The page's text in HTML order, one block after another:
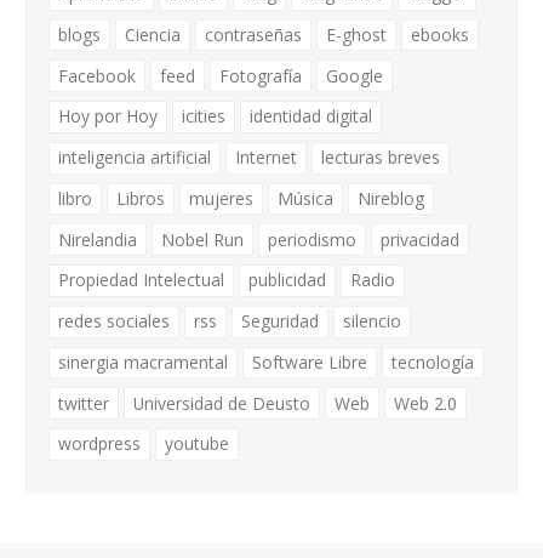
blogs
Ciencia contraseñas E-ghost
ebooks
Facebook
feed Fotografía
Google
Hoy por Hoy
icities
identidad digital
inteligencia artificial
Internet
lecturas breves
libro
Libros mujeres Música
Nireblog
Nirelandia
Nobel Run periodismo
privacidad
Propiedad Intelectual
publicidad
Radio
redes sociales
rss Seguridad
silencio
sinergia macramental
Software Libre
tecnología
twitter
Universidad de Deusto Web
Web 2.0
wordpress
youtube